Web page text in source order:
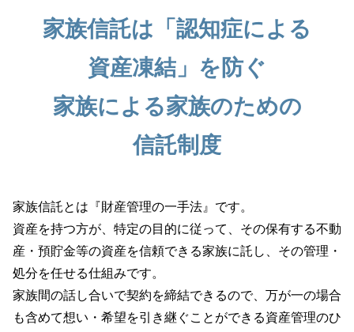
家族信託は「認知症による
資産凍結」を防ぐ
家族による家族のための
信託制度
家族信託とは『財産管理の一手法』です。
資産を持つ方が、特定の目的に従って、その保有する不動
産・預貯金等の資産を信頼できる家族に託し、 その管理・
処分を任せる仕組みです。
家族間の話し合いで契約を締結できるので、万が一の場合
も含めて想い・希望を引き継ぐことができる資産管理のひ